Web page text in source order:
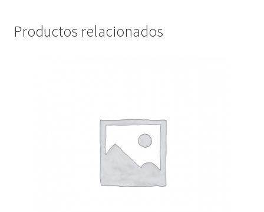
Productos relacionados